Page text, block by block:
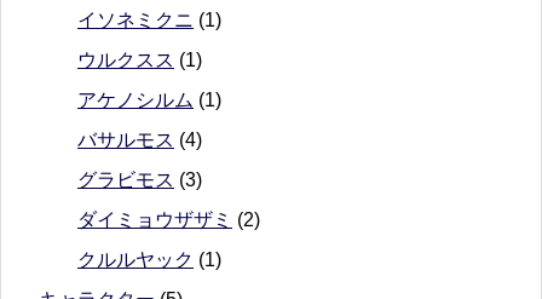
イソネミクニ (1)
ウルクスス (1)
アケノシルム (1)
バサルモス (4)
グラビモス (3)
ダイミョウザザミ (2)
クルルヤック (1)